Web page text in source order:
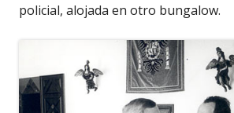
policial, alojada en otro bungalow.